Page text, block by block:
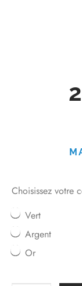
Choisissez votre
Vert
Argent
Or